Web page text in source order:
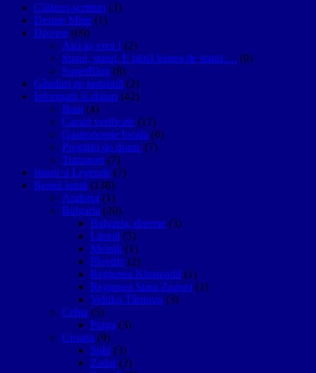
Călători-scriitori (3)
Despre Mine (1)
Diverse (69)
Aici aș vrea ! (2)
Statui, statui, E plină lumea de statui…. (9)
SuperBlog (8)
Gânduri pe tastatură (2)
Informatii si sfaturi (42)
Bani (4)
Cazari verificate (17)
Gastronomie locala (6)
Pregătiri de drum. (7)
Transport (7)
Istorii si Legende (7)
Restul lumii (138)
Andorra (1)
Bulgaria (20)
Bulgaria, diverse (3)
Litoral (5)
Melnik (1)
Plovdiv (2)
Regiunea Kiustendil (1)
Regiunea Stara Zagora (1)
Vekiko Târnovo (3)
Cehia (5)
Praga (3)
Croatia (9)
Split (3)
Zadar (2)